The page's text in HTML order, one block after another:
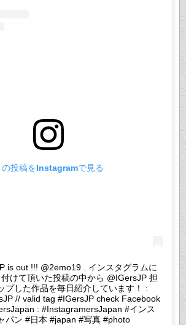
の投稿をInstagramで見る
is out !!! @2emo19 . インスタグラムに
けて頂いた投稿の中から @IGersJP 担
プした作品を毎日紹介しています！ :
// valid tag #IGersJP check Facebook
: #InstagramersJapan #インス
パン #日本 #japan #写真 #photo